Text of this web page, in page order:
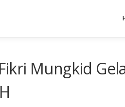
Mungkid